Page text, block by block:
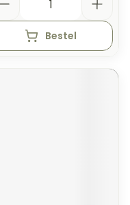
Bestel